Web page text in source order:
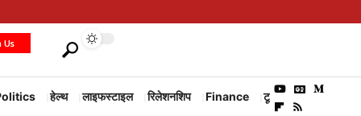
Us
हेल्थ लाइफस्टाइल रिलेशनशिप Finance टूरिज्म